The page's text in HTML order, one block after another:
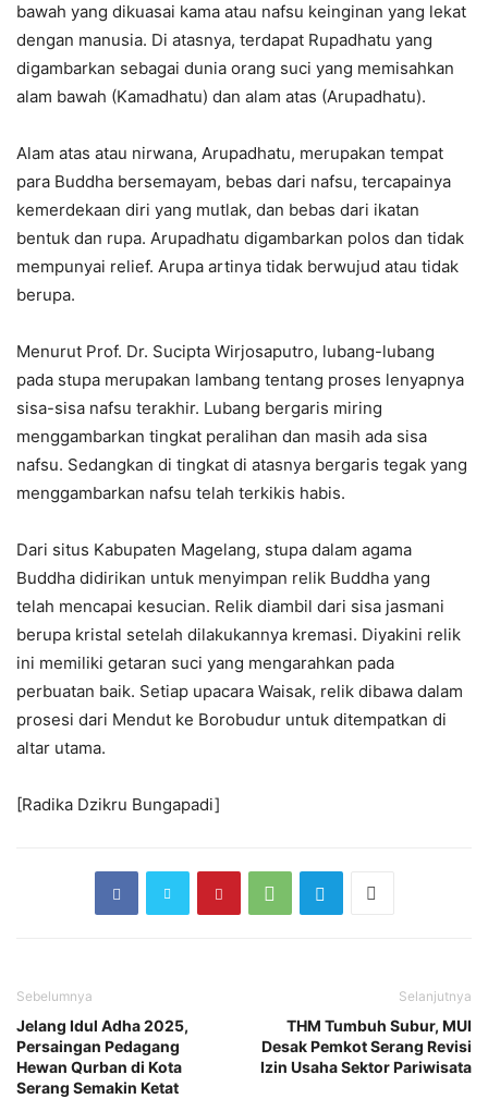
bawah yang dikuasai kama atau nafsu keinginan yang lekat
dengan manusia. Di atasnya, terdapat Rupadhatu yang
digambarkan sebagai dunia orang suci yang memisahkan
alam bawah (Kamadhatu) dan alam atas (Arupadhatu).
Alam atas atau nirwana, Arupadhatu, merupakan tempat
para Buddha bersemayam, bebas dari nafsu, tercapainya
kemerdekaan diri yang mutlak, dan bebas dari ikatan
bentuk dan rupa. Arupadhatu digambarkan polos dan tidak
mempunyai relief. Arupa artinya tidak berwujud atau tidak
berupa.
Menurut Prof. Dr. Sucipta Wirjosaputro, lubang-lubang
pada stupa merupakan lambang tentang proses lenyapnya
sisa-sisa nafsu terakhir. Lubang bergaris miring
menggambarkan tingkat peralihan dan masih ada sisa
nafsu. Sedangkan di tingkat di atasnya bergaris tegak yang
menggambarkan nafsu telah terkikis habis.
Dari situs Kabupaten Magelang, stupa dalam agama
Buddha didirikan untuk menyimpan relik Buddha yang
telah mencapai kesucian. Relik diambil dari sisa jasmani
berupa kristal setelah dilakukannya kremasi. Diyakini relik
ini memiliki getaran suci yang mengarahkan pada
perbuatan baik. Setiap upacara Waisak, relik dibawa dalam
prosesi dari Mendut ke Borobudur untuk ditempatkan di
altar utama.
[Radika Dzikru Bungapadi]
Sebelumnya
Jelang Idul Adha 2025,
Persaingan Pedagang
Hewan Qurban di Kota
Serang Semakin Ketat
Selanjutnya
THM Tumbuh Subur, MUI
Desak Pemkot Serang Revisi
Izin Usaha Sektor Pariwisata